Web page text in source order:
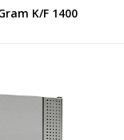
K/F 1400